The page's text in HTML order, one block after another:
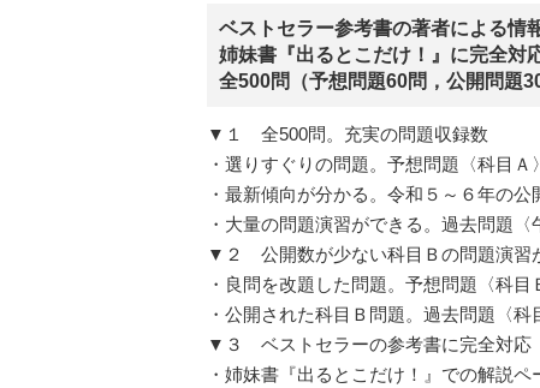
ベストセラー参考書の著者による情
姉妹書『出るとこだけ！』に完全対
全500問（予想問題60問，公開問題
▼１ 全500問。充実の問題収録数
・選りすぐりの問題。予想問題〈科目
・最新傾向が分かる。令和５～６年の
・大量の問題演習ができる。過去問題
▼２ 公開数が少ない科目Ｂの問題演習
・良問を改題した問題。予想問題〈科
・公開された科目Ｂ問題。過去問題〈
▼３ ベストセラーの参考書に完全対応
・姉妹書『出るとこだけ！』での解説ペ